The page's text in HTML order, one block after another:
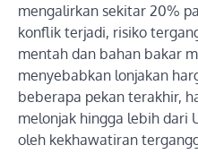
mengalirkan sekitar 20%
konflik terjadi, risiko
mentah dan bahan bakar
menyebabkan lonjakan
beberapa pekan terakhir,
melonjak hingga lebih dari
oleh kekhawatiran